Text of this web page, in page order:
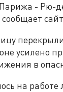
- Рю-
усилено
в
на